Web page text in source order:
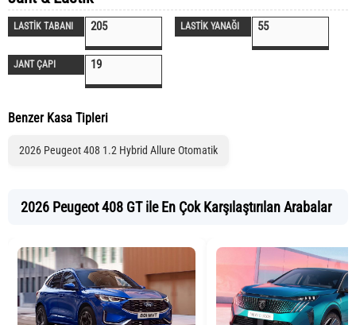
LASTİK TABANI 205 LASTİK YANAĞI 55
JANT ÇAPI 19
Benzer Kasa Tipleri
2026 Peugeot 408 1.2 Hybrid Allure Otomatik
2026 Peugeot 408 GT ile En Çok Karşılaştırılan Arabalar